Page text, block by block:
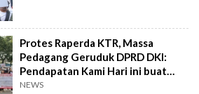
Protes Raperda KTR, Massa
Pedagang Geruduk DPRD DKI:
Pendapatan Kami Hari ini buat
Hidup Besok!
NEWS